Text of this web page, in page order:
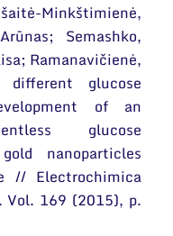
Minkštimienė,
Semashko,
Ramanavičienė,
glucose
of an
glucose
nanoparticles
// Electrochimica
169 (2015), p.